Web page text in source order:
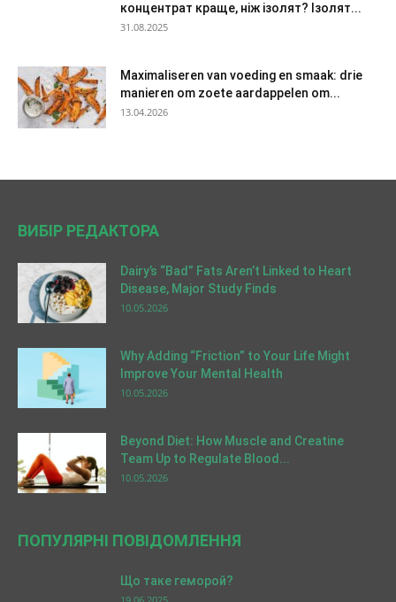
концентрат краще, ніж ізолят? Ізолят...
31.08.2025
Maximaliseren van voeding en smaak: drie
manieren om zoete aardappelen om...
13.04.2026
ВИБІР РЕДАКТОРА
Dairy’s “Bad” Fats Aren’t Linked to Heart
Disease, Major Study Finds
10.05.2026
Why Adding “Friction” to Your Life Might
Improve Your Mental Health
10.05.2026
Beyond Diet: How Muscle and Creatine
Team Up to Regulate Blood...
10.05.2026
ПОПУЛЯРНІ ПОВІДОМЛЕННЯ
Що таке геморой?